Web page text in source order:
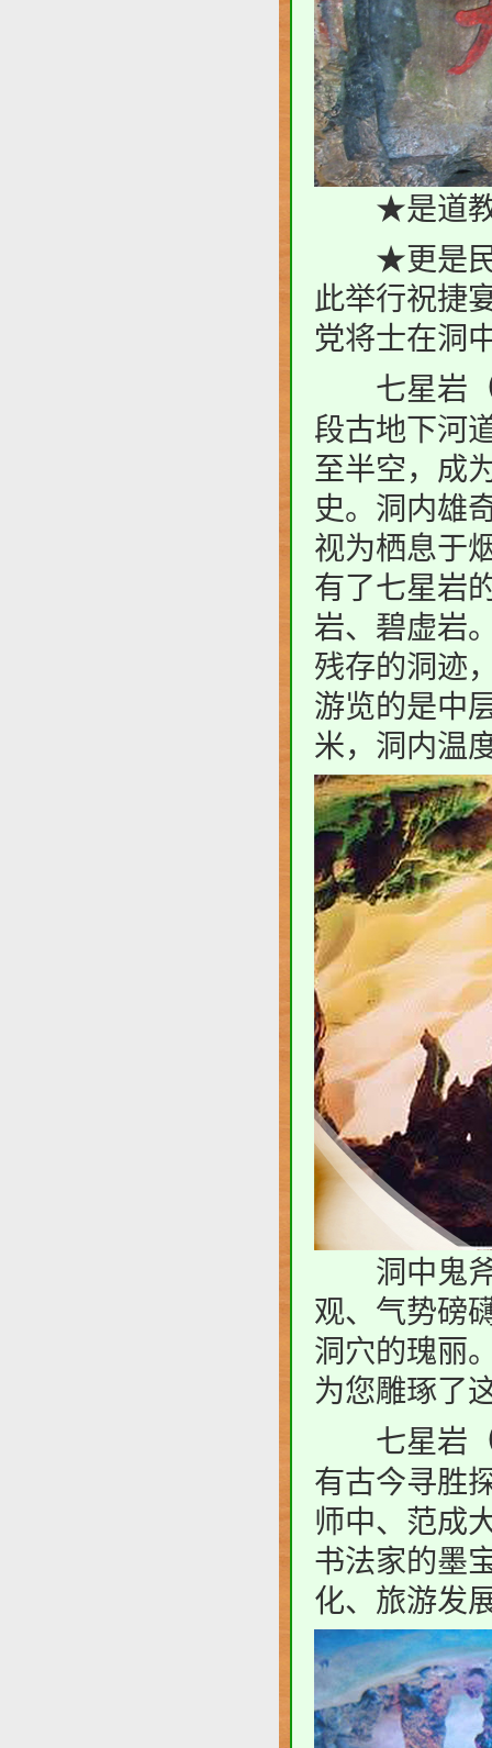
★是道教
★更是民
此举行祝捷
党将士在洞
七星岩
段古地下河
至半空，成
史。洞内雄
视为栖息于
有了七星岩
岩、碧虚岩
残存的洞迹
游览的是中
米，洞内温
洞中鬼斧
观、气势磅
洞穴的瑰丽
为您雕琢了
七星岩
有古今寻胜
师中、范成
书法家的墨
化、旅游发